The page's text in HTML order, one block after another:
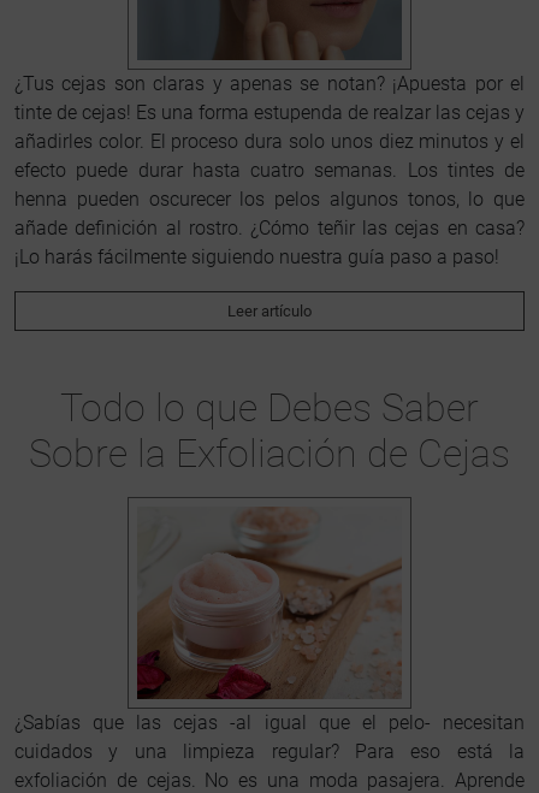
¿Tus cejas son claras y apenas se notan? ¡Apuesta por el
tinte de cejas! Es una forma estupenda de realzar las cejas y
añadirles color. El proceso dura solo unos diez minutos y el
efecto puede durar hasta cuatro semanas. Los tintes de
henna pueden oscurecer los pelos algunos tonos, lo que
añade definición al rostro. ¿Cómo teñir las cejas en casa?
¡Lo harás fácilmente siguiendo nuestra guía paso a paso!
Leer artículo
Todo lo que Debes Saber
Sobre la Exfoliación de Cejas
¿Sabías que las cejas -al igual que el pelo- necesitan
cuidados y una limpieza regular? Para eso está la
exfoliación de cejas. No es una moda pasajera. Aprende